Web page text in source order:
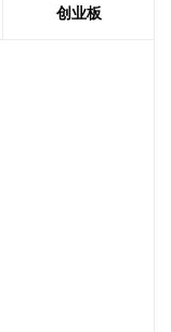
召开全省防御应对
做到“早报、快
创业板